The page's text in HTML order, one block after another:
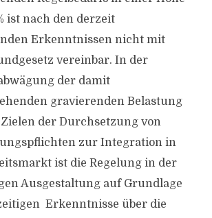
ist nach den derzeit
Erkenntnissen nicht mit
vereinbar. In der
der damit
gravierenden Belastung
der Durchsetzung von
zur Integration in
ist die Regelung in der
Ausgestaltung auf Grundlage
Erkenntnisse über die